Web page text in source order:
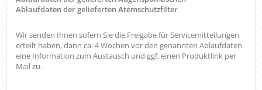
Ablaufdaten der gelieferten Atemschutzfilter
Wir senden Ihnen sofern Sie die Freigabe für Servicemitteilungen
erteilt haben, dann ca. 4 Wochen vor den genannten Ablaufdaten
eine Information zum Austausch und ggf. einen Produktlink per
Mail zu.